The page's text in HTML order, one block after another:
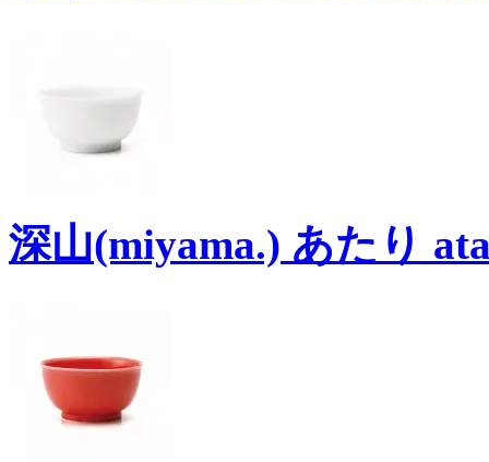
深山(miyama.) あたり